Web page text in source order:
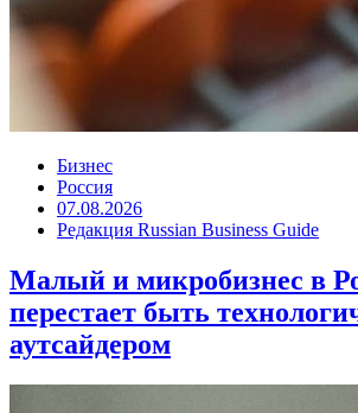
Бизнес
Россия
07.08.2026
Редакция Russian Business Guide
Малый и микробизнес в
перестает быть
аутсайдером